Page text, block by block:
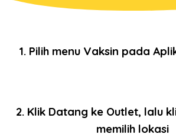
1. Pilih menu Vaksin pada
2. Klik Datang ke Outlet, lalu
memilih lokasi